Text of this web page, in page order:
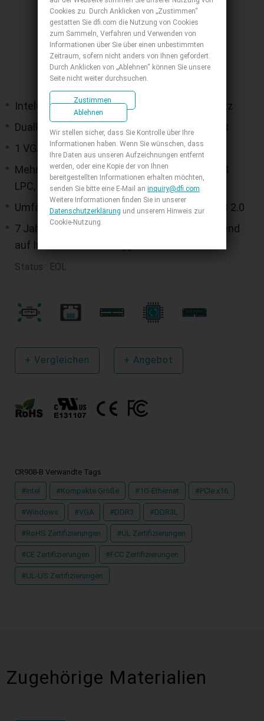
Intel® Core™ 3./2. Gen., Intel®-QM77-Chipsatz
Dualkanal-DDR3L 1600 MHz SODIMM bis 8 GB
1 VGA, 1 LVDS, 3 DDI (HDMI/ DVI/ DP/ SDVO)
Mehrfache Erweiterung: 1 PCIe x16, 4 SATA, 1
LPC, 1 I2C, 1 SMBus
Umfassende I/O: 1 Intel GbE, 4 USB 3.0, 4 USB 2.0
7 Jahre CPU-Lebensdauer bis Q3' 18 (Basierend
auf Intel IOTG Roadmap)
Status : EOL
+ Vergleichen + Angebot
CR908-B Verwandte Tags
#Intel #Kompakte Größe #1G-Ethernet #PCIe x16
#Windows #VGA #DDR3 #DDR3L
#RoHS Zertifizierungen #UL Zertifizierungen
#CE Zertifizierungen #FCC Zertifizierungen
#UL-US Zertifizierungen
Zugehörige Materialien
Cookies zu. Durch Anklicken von „Zustimmen“
gestatten Sie dfi.com die Nutzung von Cookies
zum Sammeln, Verfahren und Verwenden von
Informationen über Sie über einen unbestimmten
Zeitraum, sofern nicht anders von Ihnen gefordert.
Durch Anklicken von „Ablehnen“ können Sie unsere
Seite nicht weiter durchsuchen.
Zustimmen
Ablehnen
Wir stellen sicher, dass Sie Kontrolle über Ihre
Informationen haben. Wenn Sie wünschen, dass
Ihre Daten aus unseren Aufzeichnungen entfernt
werden, oder eine Kopie der von Ihnen
bereitgestellten Informationen erhalten möchten,
senden Sie bitte eine E-Mail an inquiry@dfi.com.
Weitere Informationen finden Sie in unserer
Datenschutzerklärung und unserem Hinweis zur
Cookie-Nutzung.